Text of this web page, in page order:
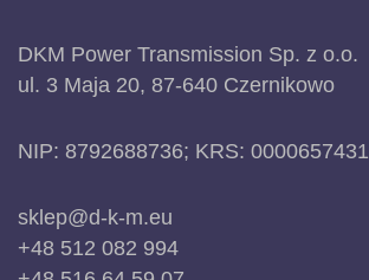
DKM Power Transmission Sp. z o.o.
ul. 3 Maja 20, 87-640 Czernikowo
NIP: 8792688736; KRS: 0000657431
sklep@d-k-m.eu
+48 512 082 994